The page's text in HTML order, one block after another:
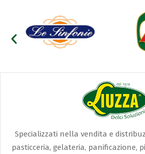
Specializzati nella vendita e
pasticceria, gelateria, panificazione,